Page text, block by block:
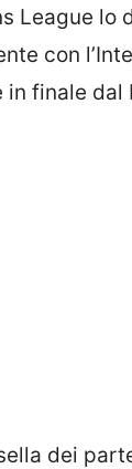
League lo
con
finale dal
dei